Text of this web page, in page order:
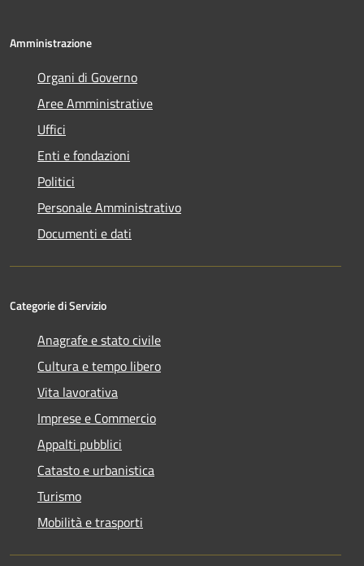
Amministrazione
Organi di Governo
Aree Amministrative
Uffici
Enti e fondazioni
Politici
Personale Amministrativo
Documenti e dati
Categorie di Servizio
Anagrafe e stato civile
Cultura e tempo libero
Vita lavorativa
Imprese e Commercio
Appalti pubblici
Catasto e urbanistica
Turismo
Mobilità e trasporti